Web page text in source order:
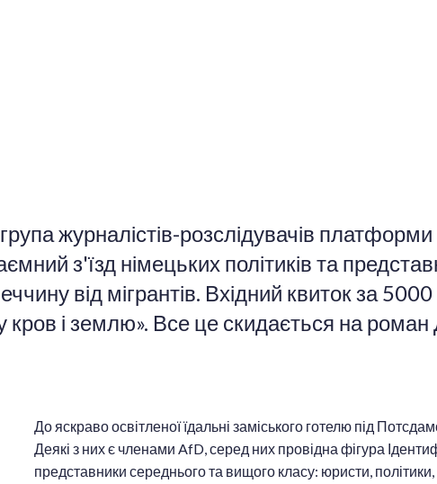
журналістів-розслідувачів
з'їзд німецьких політиків та
від мігрантів. Вхідний квиток за
кров і землю». Все це скидається на
До яскраво освітленої їдальні заміського готелю під
Деякі з них є членами AfD, серед них провідна фігура
представники середнього та вищого класу: юристи,